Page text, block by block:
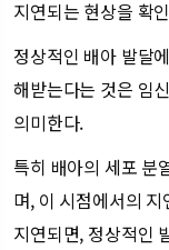
지연되는 현상을 확
정상적인 배아 발달
해받는다는 것은 임
의미한다.
특히 배아의 세포 분
며, 이 시점에서의
지연되면, 정상적인